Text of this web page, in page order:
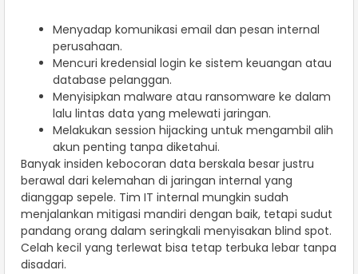
Menyadap komunikasi email dan pesan internal
perusahaan.
Mencuri kredensial login ke sistem keuangan atau
database pelanggan.
Menyisipkan malware atau ransomware ke dalam
lalu lintas data yang melewati jaringan.
Melakukan session hijacking untuk mengambil alih
akun penting tanpa diketahui.
Banyak insiden kebocoran data berskala besar justru
berawal dari kelemahan di jaringan internal yang
dianggap sepele. Tim IT internal mungkin sudah
menjalankan mitigasi mandiri dengan baik, tetapi sudut
pandang orang dalam seringkali menyisakan blind spot.
Celah kecil yang terlewat bisa tetap terbuka lebar tanpa
disadari.